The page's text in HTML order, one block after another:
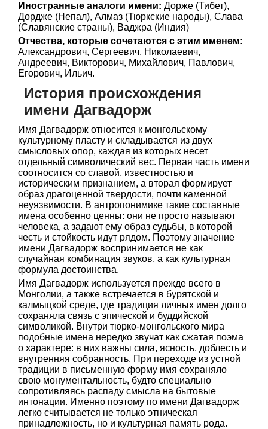
Иностранные аналоги имени: Дорже (Тибет),
Дордже (Непал), Алмаз (Тюркские народы), Слава
(Славянские страны), Ваджра (Индия)
Отчества, которые сочетаются с этим именем:
Александрович, Сергеевич, Николаевич,
Андреевич, Викторович, Михайлович, Павлович,
Егорович, Ильич.
История происхождения
имени Дагвадорж
Имя Дагвадорж относится к монгольскому
культурному пласту и складывается из двух
смысловых опор, каждая из которых несет
отдельный символический вес. Первая часть имени
соотносится со славой, известностью и
историческим признанием, а вторая формирует
образ драгоценной твердости, почти каменной
неуязвимости. В антропонимике такие составные
имена особенно ценны: они не просто называют
человека, а задают ему образ судьбы, в которой
честь и стойкость идут рядом. Поэтому значение
имени Дагвадорж воспринимается не как
случайная комбинация звуков, а как культурная
формула достоинства.
Имя Дагвадорж используется прежде всего в
Монголии, а также встречается в бурятской и
калмыцкой среде, где традиция личных имен долго
сохраняла связь с эпической и буддийской
символикой. Внутри тюрко-монгольского мира
подобные имена нередко звучат как сжатая поэма
о характере: в них важны сила, ясность, доблесть и
внутренняя собранность. При переходе из устной
традиции в письменную форму имя сохраняло
свою монументальность, будто специально
сопротивляясь распаду смысла на бытовые
интонации. Именно поэтому по имени Дагвадорж
легко считывается не только этническая
принадлежность, но и культурная память рода.